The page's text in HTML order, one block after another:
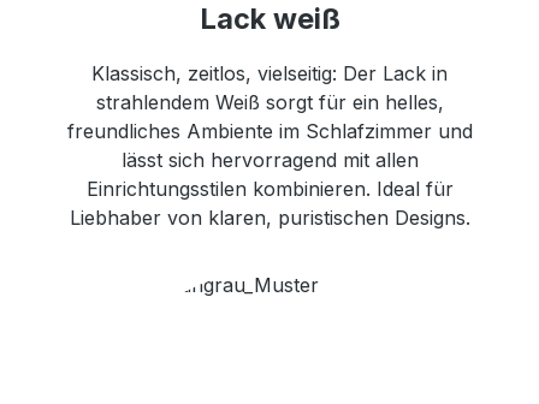
Lack weiß
Klassisch, zeitlos, vielseitig: Der Lack in
strahlendem Weiß sorgt für ein helles,
freundliches Ambiente im Schlafzimmer und
lässt sich hervorragend mit allen
Einrichtungsstilen kombinieren. Ideal für
Liebhaber von klaren, puristischen Designs.